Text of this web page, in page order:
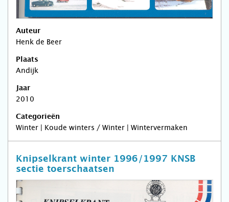
Auteur
Henk de Beer
Plaats
Andijk
Jaar
2010
Categorieën
Winter | Koude winters / Winter | Wintervermaken
Knipselkrant winter 1996/1997 KNSB
sectie toerschaatsen